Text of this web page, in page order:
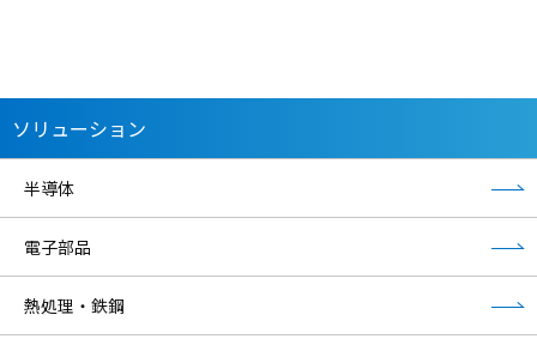
ソリューション
半導体
電子部品
熱処理・鉄鋼